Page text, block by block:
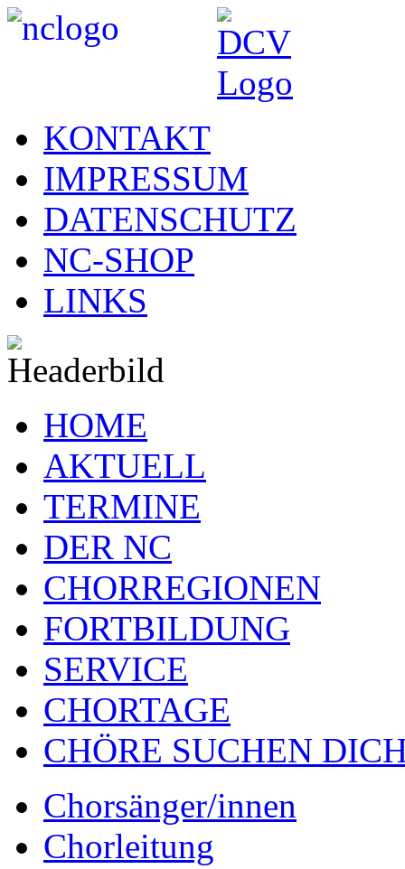
KONTAKT
IMPRESSUM
DATENSCHUTZ
NC-SHOP
LINKS
HOME
AKTUELL
TERMINE
DER NC
CHORREGIONEN
FORTBILDUNG
SERVICE
CHORTAGE
CHÖRE SUCHEN
Chorsänger/innen
Chorleitung